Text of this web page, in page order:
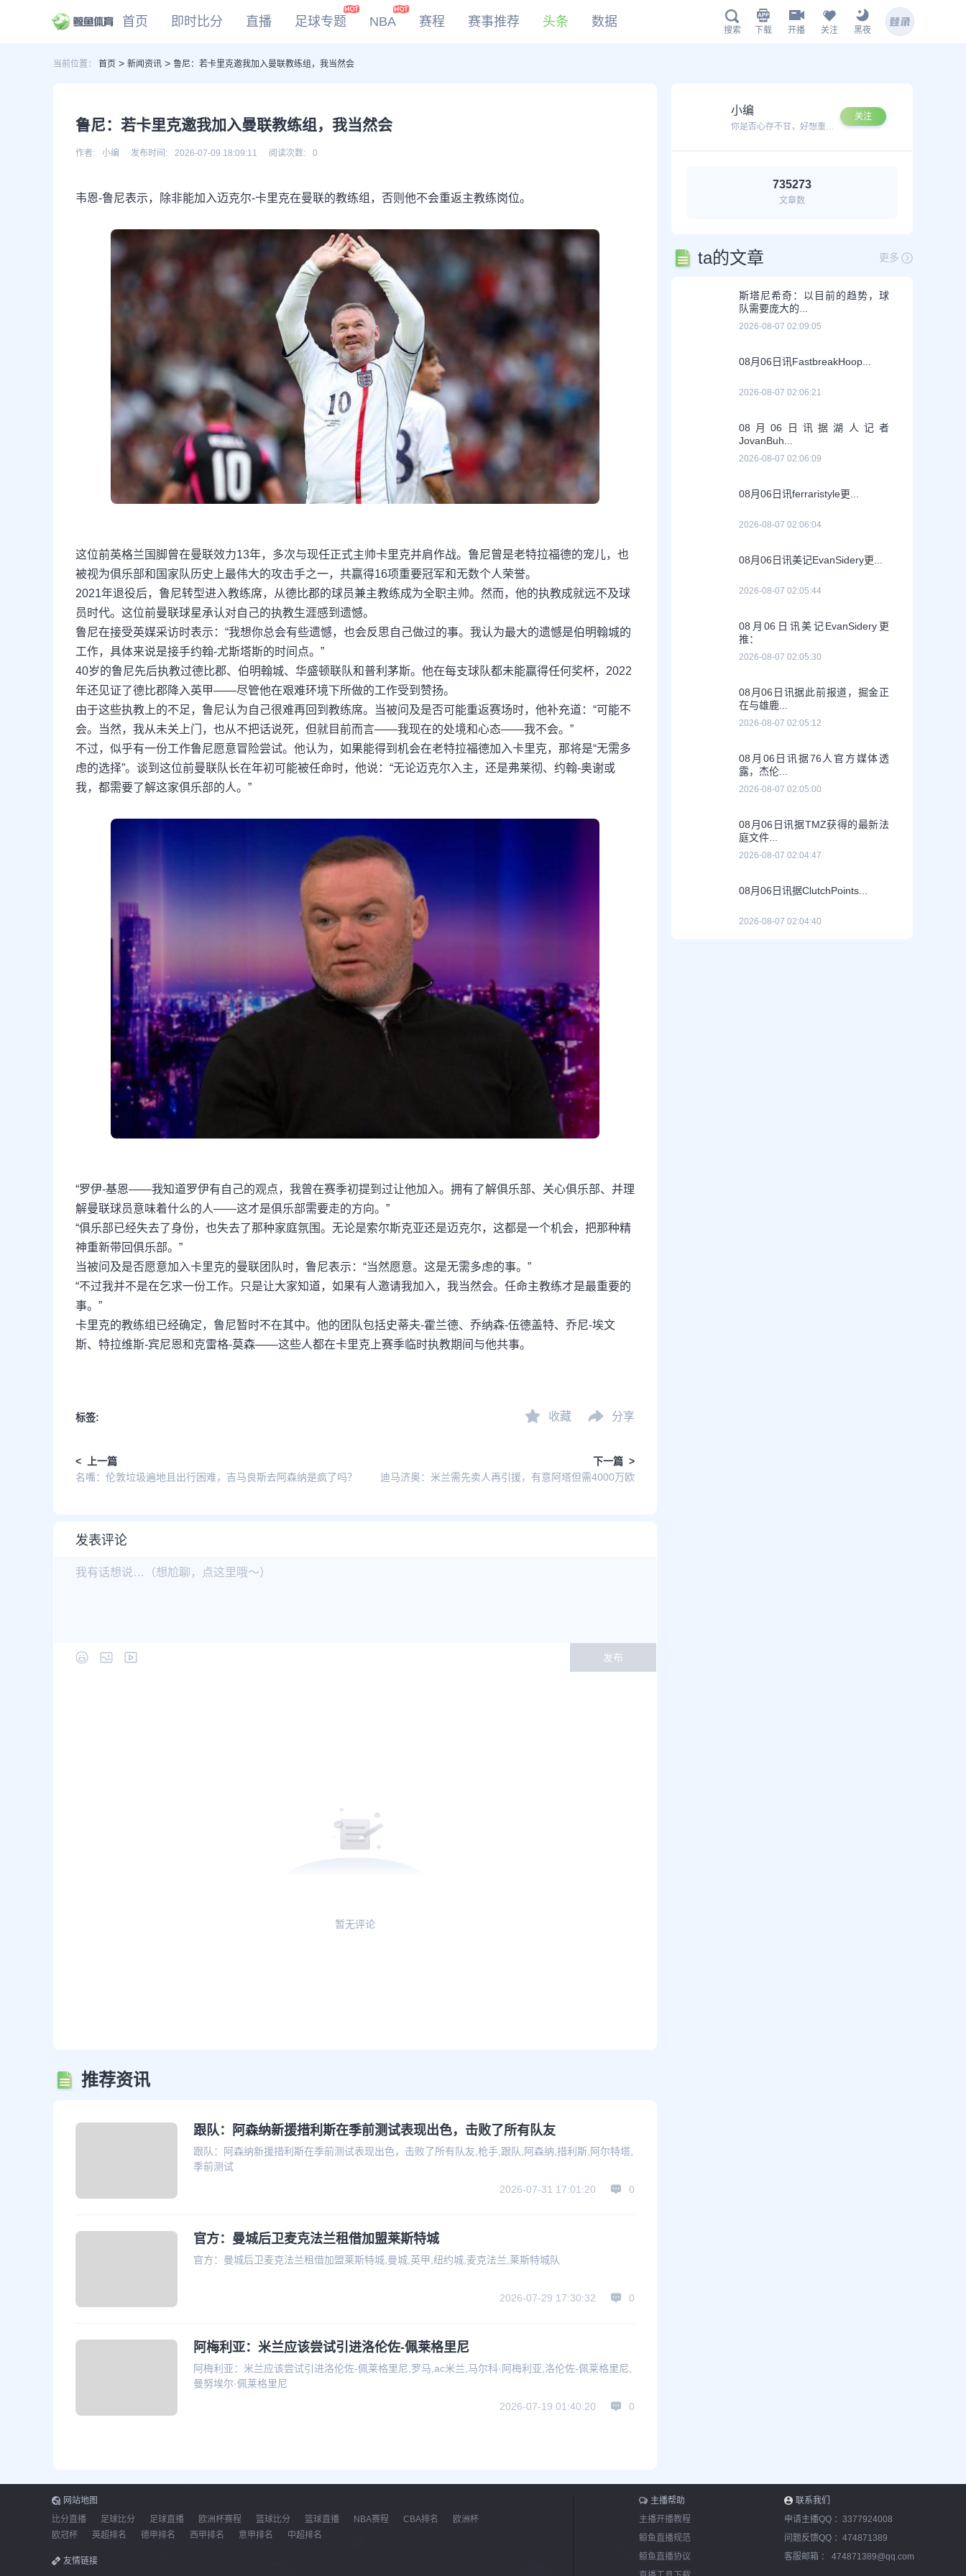
首页 即时比分
足球 比分
电竞 比分
欧冠
德甲
NBA
NCAA
KOG
直播
CBA
DOTA2
KOG
足球专题 NBA 赛程 赛事推荐
足球推荐
头条
头条
数据
足球资料库
搜索 下载 开播 关注 黑夜
当前位置： 首页 > 新闻资讯 > 鲁尼：若卡里克邀我加入曼联教练组，我当然会
鲁尼：若卡里克邀我加入曼联教练组，我当然会
作者: 小编 发布时间: 2026-07-09 18:09:11 阅读次数: 0
韦恩-鲁尼表示，除非能加入迈克尔-卡里克在曼联的教练组，否则他不会重返主教练岗位。
这位前英格兰国脚曾在曼联效力13年，多次与现任正式主帅卡里克并肩作战。鲁尼曾是老特拉福德的宠儿，也
被视为俱乐部和国家队历史上最伟大的攻击手之一，共赢得16项重要冠军和无数个人荣誉。
2021年退役后，鲁尼转型进入教练席，从德比郡的球员兼主教练成为全职主帅。然而，他的执教成就远不及球
员时代。这位前曼联球星承认对自己的执教生涯感到遗憾。
鲁尼在接受英媒采访时表示：“我想你总会有些遗憾，也会反思自己做过的事。我认为最大的遗憾是伯明翰城的
工作，具体来说是接手约翰-尤斯塔斯的时间点。”
40岁的鲁尼先后执教过德比郡、伯明翰城、华盛顿联队和普利茅斯。他在每支球队都未能赢得任何奖杯，2022
年还见证了德比郡降入英甲——尽管他在艰难环境下所做的工作受到赞扬。
由于这些执教上的不足，鲁尼认为自己很难再回到教练席。当被问及是否可能重返赛场时，他补充道：“可能不
会。当然，我从未关上门，也从不把话说死，但就目前而言——我现在的处境和心态——我不会。”
不过，似乎有一份工作鲁尼愿意冒险尝试。他认为，如果能得到机会在老特拉福德加入卡里克，那将是“无需多
虑的选择”。谈到这位前曼联队长在年初可能被任命时，他说：“无论迈克尔入主，还是弗莱彻、约翰-奥谢或
我，都需要了解这家俱乐部的人。”
“罗伊-基恩——我知道罗伊有自己的观点，我曾在赛季初提到过让他加入。拥有了解俱乐部、关心俱乐部、并理
解曼联球员意味着什么的人——这才是俱乐部需要走的方向。”
“俱乐部已经失去了身份，也失去了那种家庭氛围。无论是索尔斯克亚还是迈克尔，这都是一个机会，把那种精
神重新带回俱乐部。”
当被问及是否愿意加入卡里克的曼联团队时，鲁尼表示：“当然愿意。这是无需多虑的事。”
“不过我并不是在乞求一份工作。只是让大家知道，如果有人邀请我加入，我当然会。任命主教练才是最重要的
事。”
卡里克的教练组已经确定，鲁尼暂时不在其中。他的团队包括史蒂夫-霍兰德、乔纳森-伍德盖特、乔尼-埃文
斯、特拉维斯-宾尼恩和克雷格-莫森——这些人都在卡里克上赛季临时执教期间与他共事。
标签: 收藏 分享
< 上一篇
名嘴：伦敦垃圾遍地且出行困难，吉马良斯去阿森纳是疯了吗？
下一篇 >
迪马济奥：米兰需先卖人再引援，有意阿塔但需4000万欧
发表评论
发布
暂无评论
推荐资讯
跟队：阿森纳新援措利斯在季前测试表现出色，击败了所有队友
跟队：阿森纳新援措利斯在季前测试表现出色，击败了所有队友,枪手,跟队,阿森纳,措利斯,阿尔特塔,
季前测试
2026-07-31 17:01:20
0
官方：曼城后卫麦克法兰租借加盟莱斯特城
官方：曼城后卫麦克法兰租借加盟莱斯特城,曼城,英甲,纽约城,麦克法兰,莱斯特城队
2026-07-29 17:30:32 0
阿梅利亚：米兰应该尝试引进洛伦佐-佩莱格里尼
阿梅利亚：米兰应该尝试引进洛伦佐-佩莱格里尼,罗马,ac米兰,马尔科·阿梅利亚,洛伦佐-佩莱格里尼,
曼努埃尔·佩莱格里尼
2026-07-19 01:40:20
0
小编
关注
你是否心存不甘，好想重新再次搏杀一番？
735273
文章数
ta的文章 更多
斯塔尼希奇：以目前的趋势，球
队需要庞大的...
2026-08-07 02:09:05
08月06日讯FastbreakHoop...
2026-08-07 02:06:21
08月06日讯据湖人记者
JovanBuh...
2026-08-07 02:06:09
08月06日讯ferraristyle更...
2026-08-07 02:06:04
08月06日讯美记EvanSidery更...
2026-08-07 02:05:44
08月06日讯美记EvanSidery更
推：
2026-08-07 02:05:30
08月06日讯据此前报道，掘金正
在与雄鹿...
2026-08-07 02:05:12
08月06日讯据76人官方媒体透
露，杰伦...
2026-08-07 02:05:00
08月06日讯据TMZ获得的最新法
庭文件...
2026-08-07 02:04:47
08月06日讯据ClutchPoints...
2026-08-07 02:04:40
网站地图
比分直播
足球比分 足球直播 欧洲杯赛程 篮球比分 篮球直播 NBA赛程 CBA排名
欧洲杯
欧冠杯
英超排名 德甲排名 西甲排名 意甲排名 中超排名
友情链接
主播帮助
主播开播教程
鲸鱼直播规范
鲸鱼直播协议
联系我们
申请主播QQ ： 3377924008
问题反馈QQ ： 474871389
客服邮箱 ： 474871389@qq.com